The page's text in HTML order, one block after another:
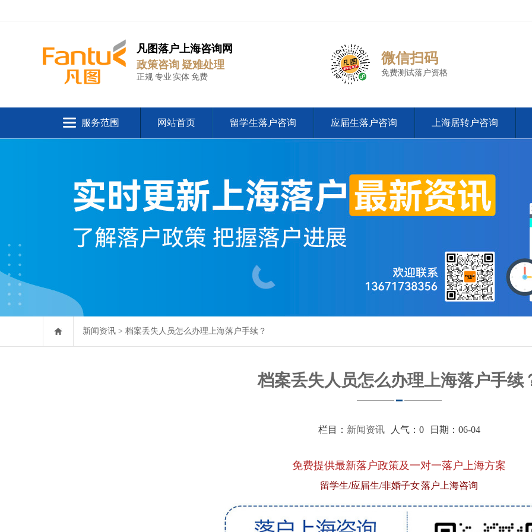
凡图落户上海咨询网
政策咨询 疑难处理
正规 专业 实体 免费
微信扫码
免费测试落户资格
服务范围 网站首页 留学生落户咨询 应届生落户咨询 上海居转户咨询
新闻资讯 > 档案丢失人员怎么办理上海落户手续？
档案丢失人员怎么办理上海落户手续
栏目： 新闻资讯人气： 0日期：06-04
免费提供最新落户政策及一对一落户上海方案
留学生/应届生/非婚子女 落户上海咨询